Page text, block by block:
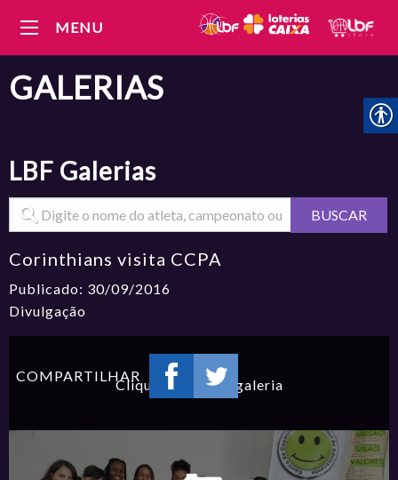
MENU
GALERIAS
LBF Galerias
BUSCAR
Corinthians visita CCPA
Publicado: 30/09/2016
Divulgação
COMPARTILHAR